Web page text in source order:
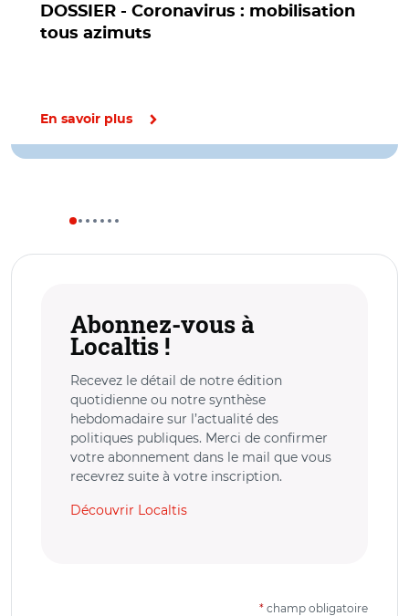
DOSSIER - Coronavirus : mobilisation
tous azimuts
En savoir plus
Abonnez-vous à
Localtis !
Recevez le détail de notre édition
quotidienne ou notre synthèse
hebdomadaire sur l’actualité des
politiques publiques. Merci de confirmer
votre abonnement dans le mail que vous
recevrez suite à votre inscription.
Découvrir Localtis
* champ obligatoire